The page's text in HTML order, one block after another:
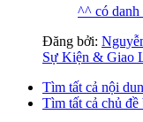
^^ có danh
Đăng bởi:
Sự Kiện & Giao
Tìm tất cả nội
Tìm tất cả chủ